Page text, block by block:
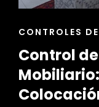
ENLACES
LAS
CATEGORÍAS
CONTROLES
Control